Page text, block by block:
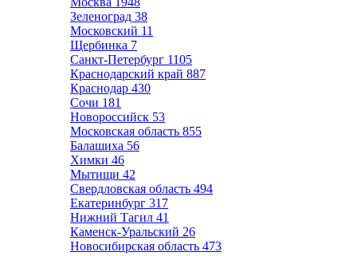
Зеленоград 38
Московский 11
Щербинка 7
Санкт-Петербург 1105
Краснодарский край 887
Краснодар 430
Сочи 181
Новороссийск 53
Московская область 855
Балашиха 56
Химки 46
Мытищи 42
Свердловская область 494
Екатеринбург 317
Нижний Тагил 41
Каменск-Уральский 26
Новосибирская область 473